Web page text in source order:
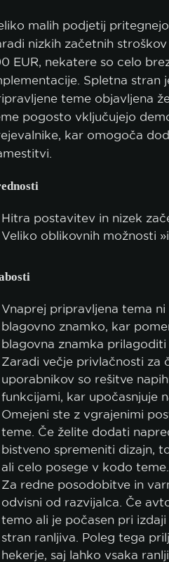
malih podjetij
nizkih začetnih
EUR, nekatere so celo
Spletna stran
teme objavljena
pogosto vključujejo
kar omogoča
Hitra postavitev in nizek
Veliko oblikovnih možnosti
Vnaprej pripravljena tema ni
blagovno znamko, kar
blagovna znamka
Zaradi večje privlačnosti za
uporabnikov so rešitve
funkcijami, kar upočasnjuje
Omejeni ste z vgrajenimi
teme. Če želite dodati
bistveno spremeniti dizajn,
ali celo posege v kodo teme.
Za redne posodobitve in
odvisni od razvijalca. Če
temo ali je počasen pri
stran ranljiva. Poleg tega
hekerje, saj lahko vsaka
politiko piškotkov.